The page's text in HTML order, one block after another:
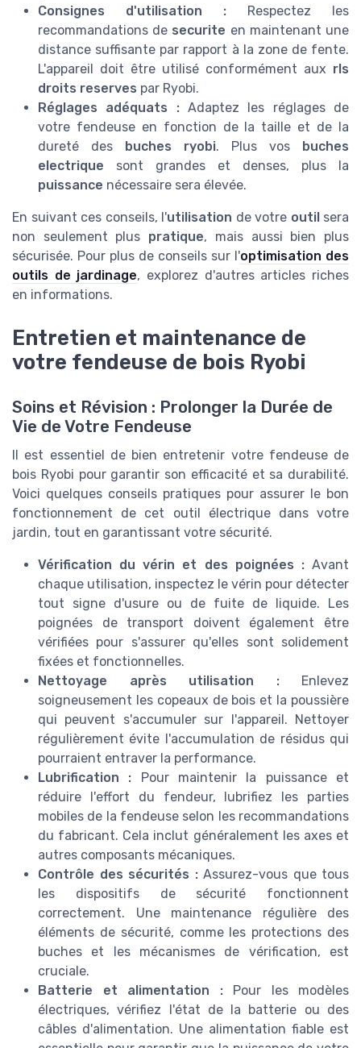
Consignes d'utilisation : Respectez les
recommandations de securite en maintenant une
distance suffisante par rapport à la zone de fente.
L'appareil doit être utilisé conformément aux rls
droits reserves par Ryobi.
Réglages adéquats :Adaptez les réglages de
votre fendeuse en fonction de la taille et de la
dureté des buches ryobi. Plus vos buches
electrique sont grandes et denses, plus la
puissance nécessaire sera élevée.
En suivant ces conseils, l'utilisation de votre outilsera
non seulement plus pratique, mais aussi bien plus
sécurisée. Pour plus de conseils sur l'optimisation des
outils de jardinage, explorez d'autres articles riches
en informations.
Entretien et maintenance de
votre fendeuse de bois Ryobi
Soins et Révision : Prolonger la Durée de
Vie de Votre Fendeuse
Il est essentiel de bien entretenir votre fendeuse de
bois Ryobi pour garantir son efficacité et sa durabilité.
Voici quelques conseils pratiques pour assurer le bon
fonctionnement de cet outil électrique dans votre
jardin, tout en garantissant votre sécurité.
Vérification du vérin et des poignées :Avant
chaque utilisation, inspectez le vérin pour détecter
tout signe d'usure ou de fuite de liquide. Les
poignées de transport doivent également être
vérifiées pour s'assurer qu'elles sont solidement
fixées et fonctionnelles.
Nettoyage après utilisation :Enlevez
soigneusement les copeaux de bois et la poussière
qui peuvent s'accumuler sur l'appareil. Nettoyer
régulièrement évite l'accumulation de résidus qui
pourraient entraver la performance.
Lubrification : Pour maintenir la puissance et
réduire l'effort du fendeur, lubrifiez les parties
mobiles de la fendeuse selon les recommandations
du fabricant. Cela inclut généralement les axes et
autres composants mécaniques.
Contrôle des sécurités :Assurez-vous que tous
les dispositifs de sécurité fonctionnent
correctement. Une maintenance régulière des
éléments de sécurité, comme les protections des
buches et les mécanismes de vérification, est
cruciale.
Batterie et alimentation :Pour les modèles
électriques, vérifiez l'état de la batterie ou des
câbles d'alimentation. Une alimentation fiable est